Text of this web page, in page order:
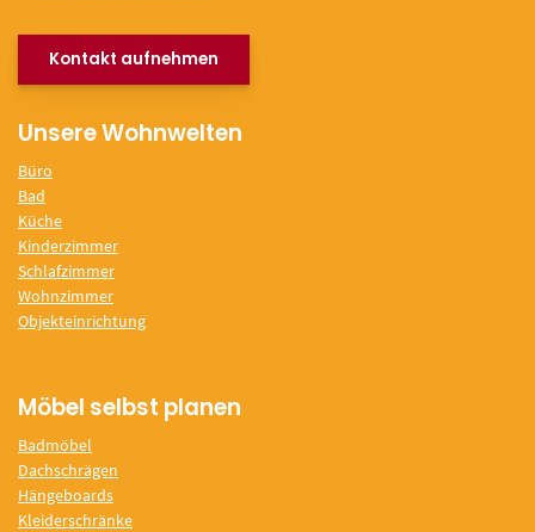
Kontakt aufnehmen
Unsere Wohnwelten
Büro
Bad
Küche
Kinderzimmer
Schlafzimmer
Wohnzimmer
Objekteinrichtung
Möbel selbst planen
Badmöbel
Dachschrägen
Hängeboards
Kleiderschränke